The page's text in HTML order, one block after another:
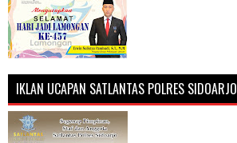
IKLAN UCAPAN SATLANTAS POLRES SIDOARJO